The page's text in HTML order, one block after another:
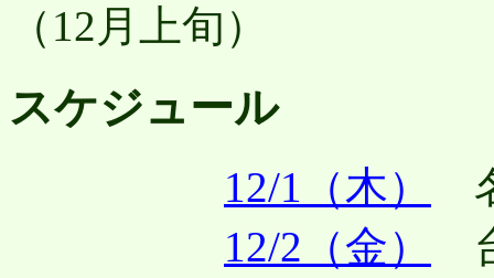
（12月上旬）
スケジュール
12/1（木）
12/2（金）